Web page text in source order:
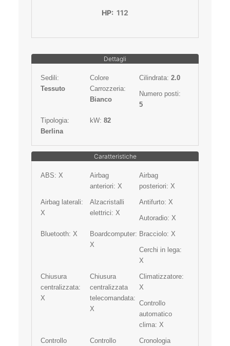
HP: 112
Dettagli
Sedili:
Tessuto
Colore
Carrozzeria:
Bianco
Cilindrata: 2.0
Numero posti:
5
Tipologia:
Berlina
kW: 82
Caratteristiche
ABS: X
Airbag
anteriori: X
Airbag
posteriori: X
Airbag laterali:
X
Alzacristalli
elettrici: X
Antifurto: X
Autoradio: X
Bluetooth: X
Boardcomputer:
X
Bracciolo: X
Cerchi in lega:
X
Chiusura
centralizzata:
X
Chiusura
centralizzata
telecomandata:
X
Climatizzatore:
X
Controllo
automatico
clima: X
Controllo
Controllo
Cronologia